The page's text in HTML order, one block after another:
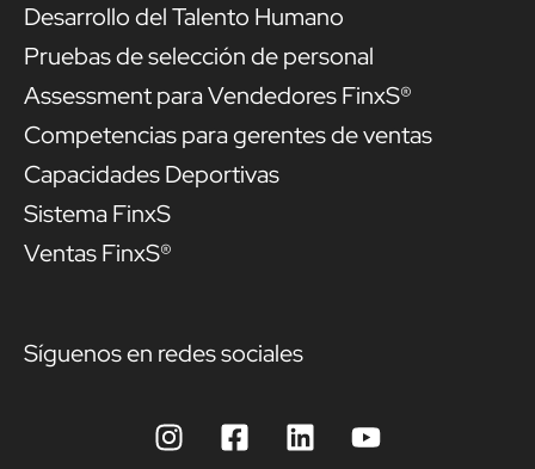
Desarrollo del Talento Humano
Pruebas de selección de personal
Assessment para Vendedores FinxS®
Competencias para gerentes de ventas
Capacidades Deportivas
Sistema FinxS
Ventas FinxS®
Síguenos en redes sociales